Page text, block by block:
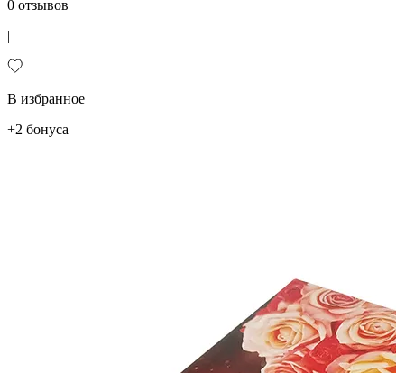
0 отзывов
|
В избранное
+2 бонуса